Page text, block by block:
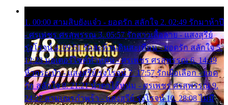
1. 00:00 สามสิบยังแจ๋ว - ยอดรัก สลักใจ 2. 02:49 รักมาห้าปี
- ศรเพชร ศรสุพรรณ 3. 05:57 รักสาวเสื้อลาย - แสงสุรีย์
รุ่งโรจน์ 4. 09:51 รักสะท้านดินสะเทือน - ยอดรัก สลักใจ 5.
12:23 มอเตอร์ไซค์ทำหล่น - ศรเพชร ศรสุพรรณ 6. 14:49
หิ้วกระเป๋า - แสงสุรีย์ รุ่งโรจน์ 7. 17:57 รักเผื่อเลือก - ยอด
รัก สลักใจ 8. 21:21 น้ำตาไอ้หนุ่ม - ศรเพชร ศรสุพรรณ 9.
24:27 สามเณรกำพร้า - แสงสุรีย์ รุ่งโรจน์ 10. 28:08 ไม่มี